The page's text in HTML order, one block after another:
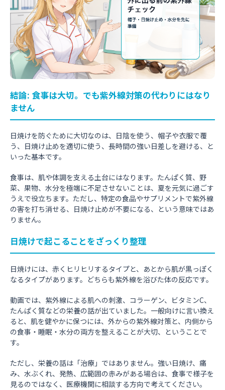
結論: 食事は大切。でも紫外線対策の代わりにはなり
ません
日焼けを防ぐために大切なのは、日陰を使う、帽子や衣服で覆
う、日焼け止めを適切に使う、長時間の強い日差しを避ける、と
いった基本です。
食事は、肌や体調を支える土台にはなります。たんぱく質、野
菜、果物、水分を極端に不足させないことは、夏を元気に過ごす
うえで役立ちます。ただし、特定の食品やサプリメントで紫外線
の害を打ち消せる、日焼け止めが不要になる、という意味ではあ
りません。
日焼けで起こることをざっくり整理
日焼けには、赤くヒリヒリするタイプと、あとから肌が黒っぽく
なるタイプがあります。どちらも紫外線を浴びた体の反応です。
動画では、紫外線による肌への刺激、コラーゲン、ビタミンC、
たんぱく質などの栄養の話が出ていました。一般向けに言い換え
ると、肌を健やかに保つには、外からの紫外線対策と、内側から
の食事・睡眠・水分の両方を整えることが大切、ということで
す。
ただし、栄養の話は「治療」ではありません。強い日焼け、痛
み、水ぶくれ、発熱、広範囲の赤みがある場合は、食事で様子を
見るのではなく、医療機関に相談する方向で考えてください。